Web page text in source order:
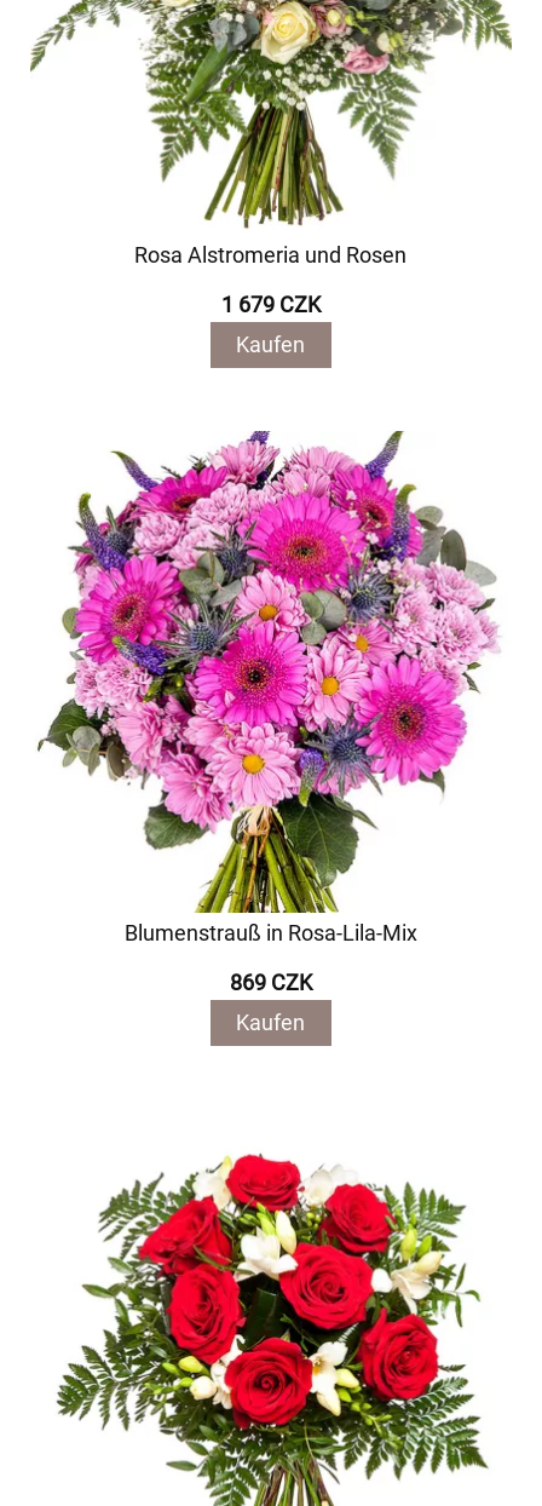
Rosa Alstromeria und Rosen
1 679 CZK
Kaufen
Blumenstrauß in Rosa-Lila-Mix
869 CZK
Kaufen